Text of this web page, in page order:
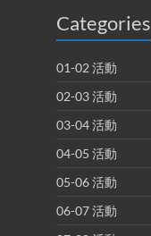
Categories
01-02 活動
02-03 活動
03-04 活動
04-05 活動
05-06 活動
06-07 活動